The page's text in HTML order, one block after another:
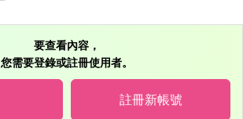
要查看內容，
您需要登錄或註冊使用者。
註冊新帳號